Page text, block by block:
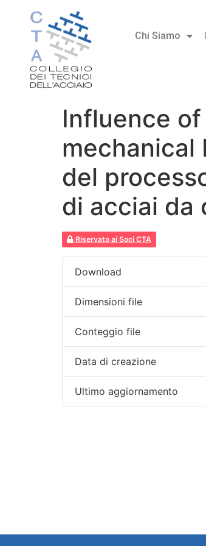
Chi Siamo
Influence
del
di acciai da
Riservato ai Soci CTA
Download
Dimensioni file
Conteggio file
Data di creazione
Ultimo aggiornamento